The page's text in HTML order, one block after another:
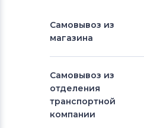
Самовывоз из
магазина
Самовывоз из
отделения
транспортной
компании